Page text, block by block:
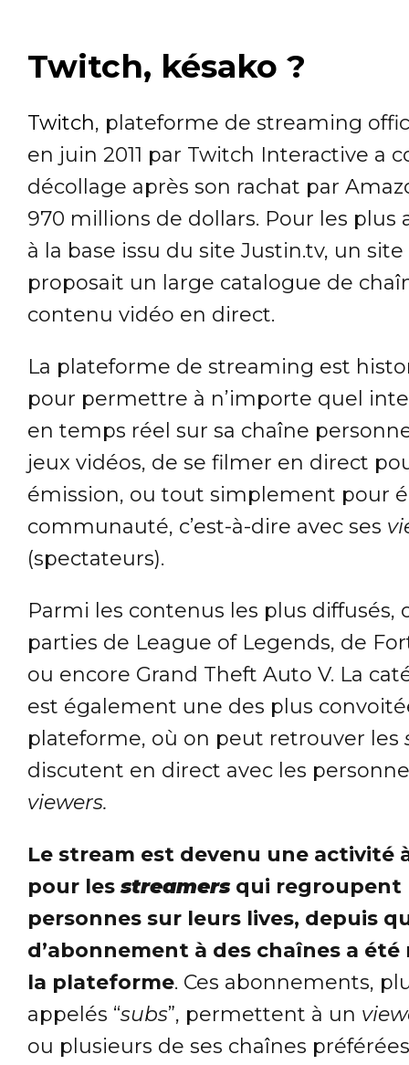
Twitch, késako ?
Twitch, plateforme de streaming
en juin 2011 par Twitch Interactive a
décollage après son rachat par
970 millions de dollars. Pour les plus
à la base issu du site Justin.tv, un
proposait un large catalogue de
contenu vidéo en direct.
La plateforme de streaming est
pour permettre à n’importe quel
en temps réel sur sa chaîne
jeux vidéos, de se filmer en direct
émission, ou tout simplement pour
communauté, c’est-à-dire avec ses
(spectateurs).
Parmi les contenus les plus diffusés,
parties de League of Legends, de
ou encore Grand Theft Auto V. La
est également une des plus
plateforme, où on peut retrouver les
discutent en direct avec les
viewers.
Le stream est devenu une activité
pour lesstreamersqui regroupent
personnes sur leurs lives, depuis
d’abonnement à des chaînes a été
la plateforme. Ces abonnements,
appelés “subs”, permettent à un
ou plusieurs de ses chaînes